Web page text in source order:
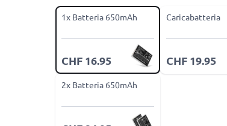
1x Batteria 650mAh
CHF 16.95
Caricabatteria
CHF 19.95
2x Batteria 650mAh